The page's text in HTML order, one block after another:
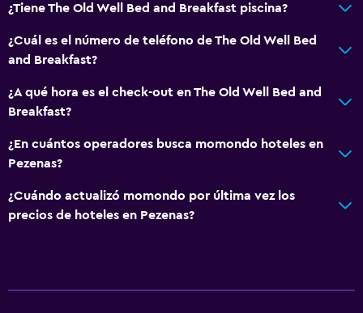
¿Tiene The Old Well Bed and Breakfast piscina?
¿Cuál es el número de teléfono de The Old Well Bed
and Breakfast?
¿A qué hora es el check-out en The Old Well Bed and
Breakfast?
¿En cuántos operadores busca momondo hoteles en
Pezenas?
¿Cuándo actualizó momondo por última vez los
precios de hoteles en Pezenas?